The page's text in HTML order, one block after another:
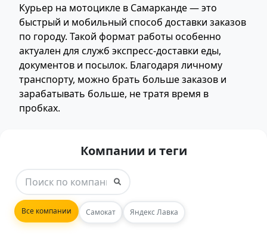
Курьер на мотоцикле в Самарканде — это
быстрый и мобильный способ доставки заказов
по городу. Такой формат работы особенно
актуален для служб экспресс-доставки еды,
документов и посылок. Благодаря личному
транспорту, можно брать больше заказов и
зарабатывать больше, не тратя время в
пробках.
Компании и теги
Все компании Самокат Яндекс Лавка